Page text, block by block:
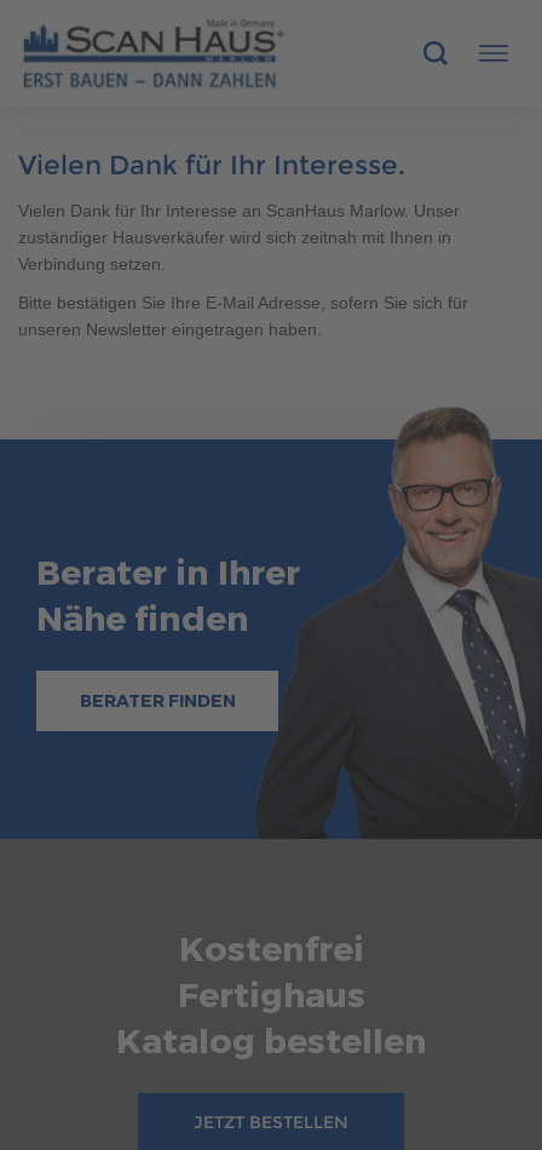
HÄUSER
MUSTERHÄUSER
SCANHAUS-VORTEILE
RUND UMS BAUEN
Brauchen Sie Hilfe?
MUSTERHAUS FINDEN
Vielen Dank für Ihr Interesse.
Vielen Dank für Ihr Interesse an ScanHaus Marlow. Unser
zuständiger Hausverkäufer wird sich zeitnah mit Ihnen in
Verbindung setzen.
Bitte bestätigen Sie Ihre E-Mail Adresse, sofern Sie sich für
unseren Newsletter eingetragen haben.
Berater in Ihrer
Nähe finden
BERATER FINDEN
Kostenfrei
Fertighaus
Katalog bestellen
JETZT BESTELLEN